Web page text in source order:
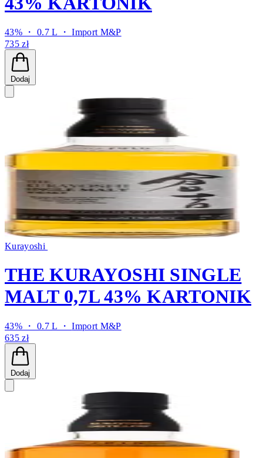
43% ・ 0.7 L ・Import M&P
735 zł
Dodaj
Kurayoshi
THE KURAYOSHI SINGLE
MALT 0,7L 43% KARTONIK
43% ・ 0.7 L ・Import M&P
635 zł
Dodaj